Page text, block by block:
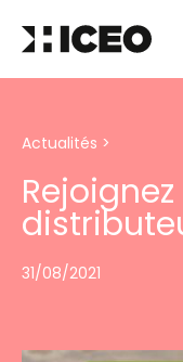
Actualités >
31/08/2021